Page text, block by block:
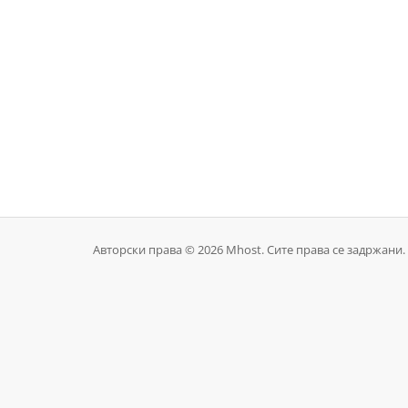
Авторски права © 2026 Mhost. Сите права се задржани.